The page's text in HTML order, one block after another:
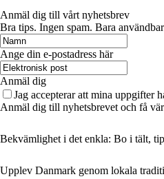
Anmäl dig till vårt nyhetsbrev
Bra tips. Ingen spam. Bara
Ange din e-postadress här
Anmäl dig
Jag accepterar att mina uppgifter
Anmäl dig till nyhetsbrevet och få
Bekvämlighet i det enkla: Bo i tält,
Upplev Danmark genom lokala